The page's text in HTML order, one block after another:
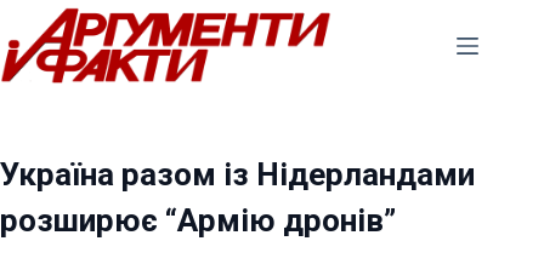
Перейти
до
вмісту
Україна разом із Нідерландами
розширює “Армію дронів”